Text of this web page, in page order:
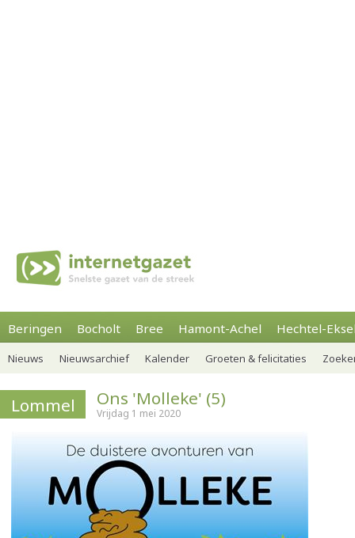
Beringen Bocholt Bree Hamont-Achel Hechtel-
Nieuws Nieuwsarchief Kalender Groeten & felicitaties
Lommel Ons 'Molleke' (5)
Vrijdag 1 mei 2020